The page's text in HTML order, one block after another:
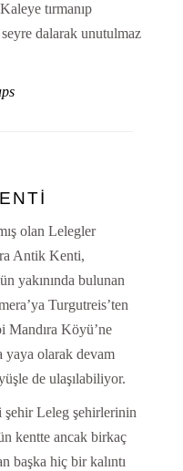
tırmanıp
seyre dalarak unutulmaz
olan Lelegler
Antik Kenti,
yakınında bulunan
Turgutreis’ten
Mandıra Köyü’ne
yaya olarak devam
de ulaşılabiliyor.
şehir Leleg şehirlerinin
kentte ancak birkaç
başka hiç bir kalıntı